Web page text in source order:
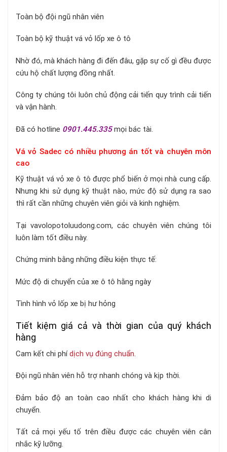
Toàn bộ đội ngũ nhân viên
Toàn bộ kỹ thuật vá vỏ lốp xe ô tô
Nhờ đó, mà khách hàng đi đến đâu, gặp sự cố gì đều được
cứu hộ chất lượng đồng nhất.
Công ty chúng tôi luôn chủ động cải tiến quy trình cải tiến
và vận hành.
Đã có hotline 0901.445.335 mọi bác tài.
Vá vỏ Sadec có nhiều phương án tốt và chuyên môn
cao
Kỹ thuật vá vỏ xe ô tô được phổ biến ở mọi nhà cung cấp.
Nhưng khi sử dụng kỹ thuật nào, mức độ sử dụng ra sao
thì rất cần những chuyên viên giỏi và kinh nghiệm.
Tại vavolopotoluudong.com, các chuyên viên chúng tôi
luôn làm tốt điều này.
Chứng minh bằng những điều kiện thực tế:
Mức độ di chuyển của xe ô tô hằng ngày
Tình hình vỏ lốp xe bị hư hỏng
Tiết kiệm giá cả và thời gian của quý khách
hàng
Cam kết chi phídịch vụ đúng chuẩn.
Đội ngũ nhân viên hỗ trợ nhanh chóng và kịp thời.
Đảm bảo độ an toàn cao nhất cho khách hàng khi di
chuyển.
Tất cả mọi yếu tố trên điều được các chuyên viên cân
nhắc kỹ lưỡng.